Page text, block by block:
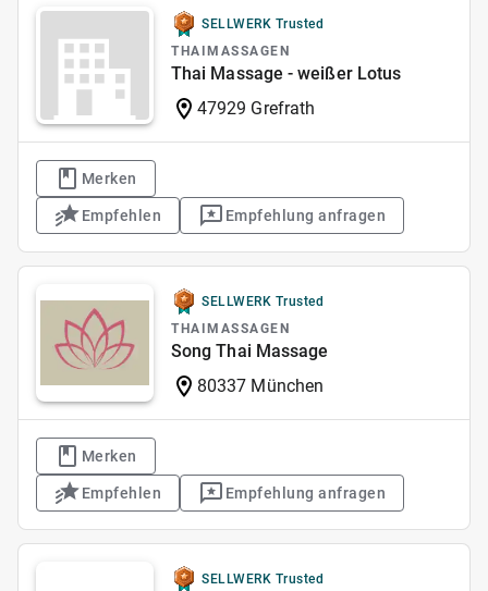
SELLWERK Trusted
THAIMASSAGEN
Thai Massage - weißer Lotus
47929 Grefrath
Merken
Empfehlen Empfehlung anfragen
SELLWERK Trusted
THAIMASSAGEN
Song Thai Massage
80337 München
Merken
Empfehlen Empfehlung anfragen
SELLWERK Trusted